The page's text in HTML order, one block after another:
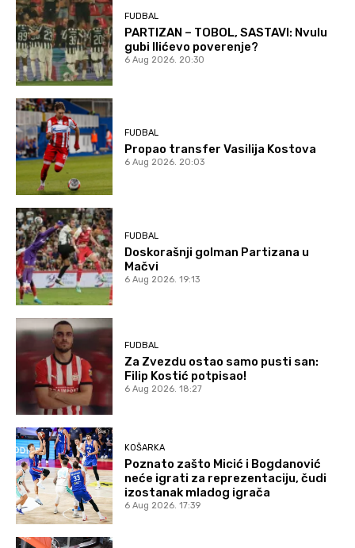
FUDBAL
PARTIZAN – TOBOL, SASTAVI: Nvulu
gubi Ilićevo poverenje?
6 Aug 2026. 20:30
FUDBAL
Propao transfer Vasilija Kostova
6 Aug 2026. 20:03
FUDBAL
Doskorašnji golman Partizana u
Mačvi
6 Aug 2026. 19:13
FUDBAL
Za Zvezdu ostao samo pusti san:
Filip Kostić potpisao!
6 Aug 2026. 18:27
KOŠARKA
Poznato zašto Micić i Bogdanović
neće igrati za reprezentaciju, čudi
izostanak mladog igrača
6 Aug 2026. 17:39